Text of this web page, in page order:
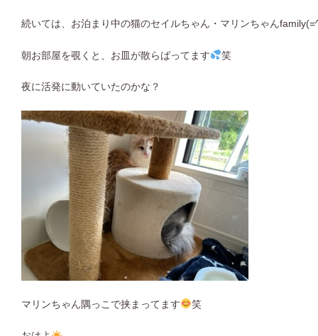
続いては、お泊まり中の猫のセイルちゃん・マリンちゃん
朝お部屋を覗くと、お皿が散らばってます 笑
夜に活発に動いていたのかな？
マリンちゃん隅っこで挟まってます 笑